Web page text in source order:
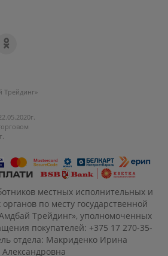
Трейдинг»
местных исполнительных и
по месту государственной
Трейдинг», уполномоченных
покупателей: +375 17 270-35-
отдела: Макриденко Ирина
Александровна